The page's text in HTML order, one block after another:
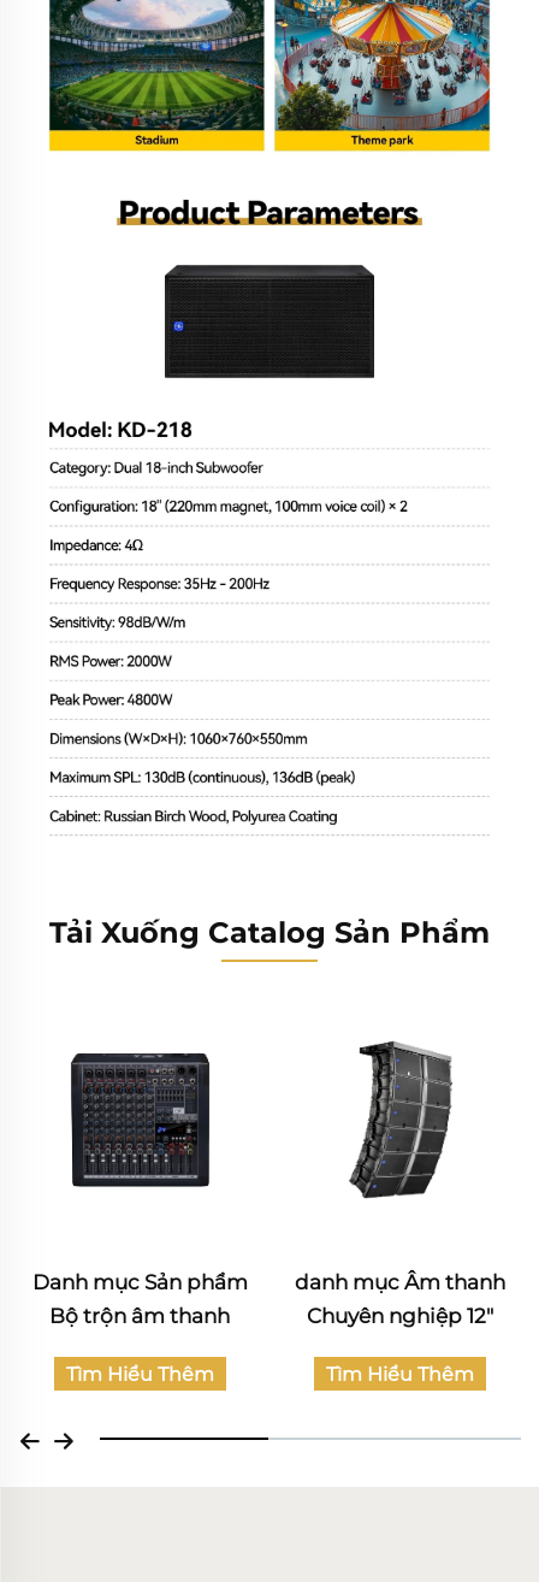
Tải Xuống Catalog Sản Phẩm
danh mục Âm thanh
Chuyên nghiệp 12"
Tìm Hiểu Thêm
Katalog sản phẩm Âm
thanh Dân dụng
Tìm Hiểu Thêm